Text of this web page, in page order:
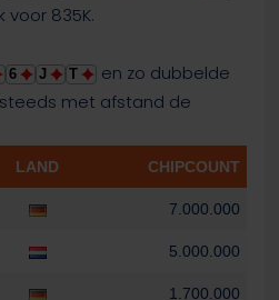
voor 835K.
6 J T
en zo dubbelde
met afstand de
LAND CHIPCOUNT
7.000.000
5.000.000
1.700.000